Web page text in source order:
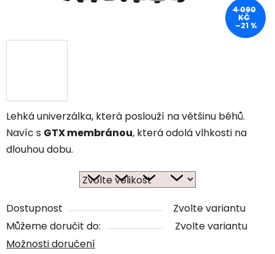
Lehká univerzálka, která poslouží na většinu běhů.
Navíc s GTX membránou, která odolá vlhkosti na
dlouhou dobu.
Dostupnost
Zvolte variantu
Můžeme doručit do:
Zvolte variantu
Možnosti doručení
4 090
KČ
–21 %